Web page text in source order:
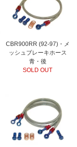
CBR900RR (92-97)・メ
ッシュブレーキホース
青・後
SOLD OUT